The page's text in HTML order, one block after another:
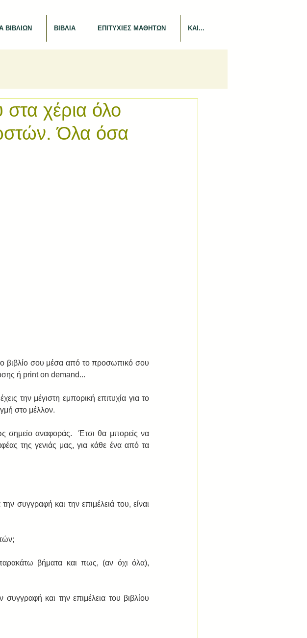
ΒΙΒΛΙΩΝ ΒΙΒΛΙΑ ΕΠΙΤΥΧΙΕΣ ΜΑΘΗΤΩΝ ΚΑΙ...
χέρια όλο
Όλα όσα
το βιβλίο σου μέσα από το προσωπικό σου
ή print on demand...
την μέγιστη εμπορική επιτυχία για το
στο μέλλον.
σημείο αναφοράς.  Έτσι θα μπορείς να
της γενιάς μας, για κάθε ένα από τα
συγγραφή και την επιμέλειά του, είναι
βήματα και πως, (αν όχι όλα),
και την επιμέλεια του βιβλίου